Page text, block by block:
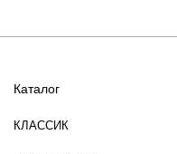
Каталог
КЛАССИК